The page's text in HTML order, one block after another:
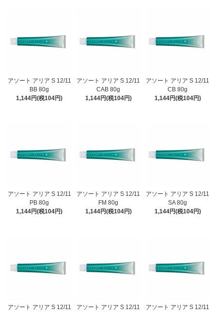
アソート アリア S 12/11
BB 80g
1,144円(税104円)
アソート アリア S 12/11
CAB 80g
1,144円(税104円)
アソート アリア S 12/11
CB 80g
1,144円(税104円)
アソート アリア S 12/11
PB 80g
1,144円(税104円)
アソート アリア S 12/11
FM 80g
1,144円(税104円)
アソート アリア S 12/11
SA 80g
1,144円(税104円)
アソート アリア S 12/11
アソート アリア S 12/11
アソート アリア S 12/11